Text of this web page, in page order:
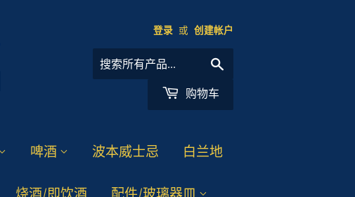
登录 或 创建帐户
购物车
啤酒 波本威士忌 白兰地